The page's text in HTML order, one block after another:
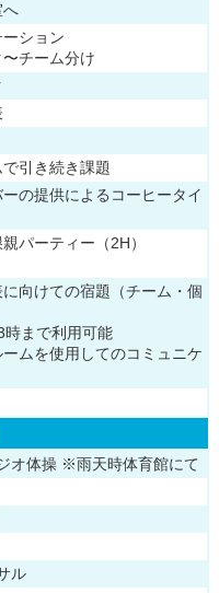
へ
ション
チーム分け
引き続き課題
の提供によるコーヒータイ
パーティー（2H）
向けての宿題（チーム・個
まで利用可能
ムを使用してのコミュニケ
オ体操 ※雨天時体育館にて
ル